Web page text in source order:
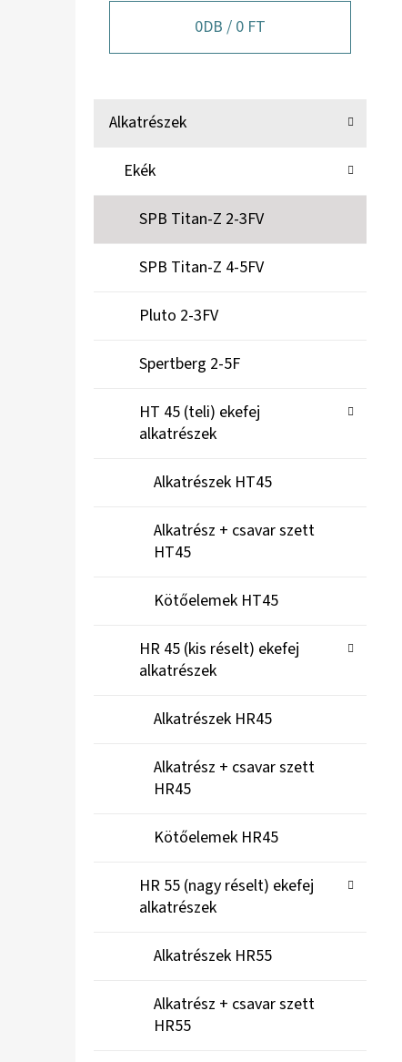
0DB / 0 FT
Kategóriák
G
R
Alkatrészek
Ekék
SPB Titan-Z 2-3FV
SPB Titan-Z 4-5FV
Pluto 2-3FV
Spertberg 2-5F
HT 45 (teli) ekefej
alkatrészek
Alkatrészek HT45
Alkatrész + csavar szett
HT45
Kötőelemek HT45
HR 45 (kis réselt) ekefej
alkatrészek
Alkatrészek HR45
Alkatrész + csavar szett
HR45
Kötőelemek HR45
HR 55 (nagy réselt) ekefej
alkatrészek
Alkatrészek HR55
Alkatrész + csavar szett
HR55